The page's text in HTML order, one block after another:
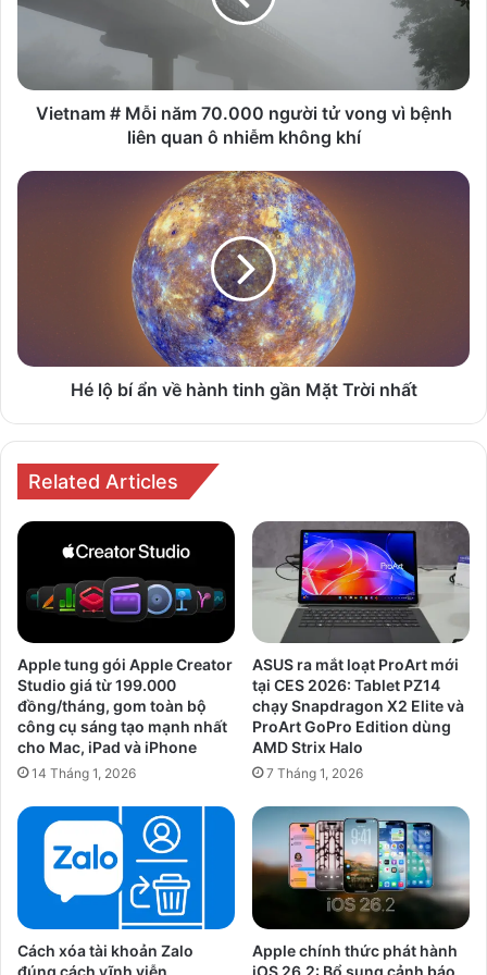
người
vì
bệnh
ô
Vietnam # Mỗi năm 70.000 người tử vong vì bệnh
liên quan ô nhiễm không khí
Hé
Mặt
Hé lộ bí ẩn về hành tinh gần Mặt Trời nhất
Related Articles
Apple tung gói Apple Creator
Studio giá từ 199.000
đồng/tháng, gom toàn bộ
công cụ sáng tạo mạnh nhất
cho Mac, iPad và iPhone
14 Tháng 1, 2026
ASUS ra mắt loạt ProArt mới
tại CES 2026: Tablet PZ14
chạy Snapdragon X2 Elite và
ProArt GoPro Edition dùng
AMD Strix Halo
7 Tháng 1, 2026
Cách xóa tài khoản Zalo
Apple chính thức phát hành